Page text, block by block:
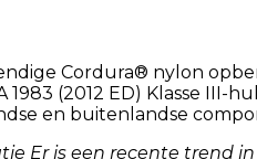
Cordura® nylon
1983 (2012 ED) Klasse III-
en buitenlandse
Er is een recente trend